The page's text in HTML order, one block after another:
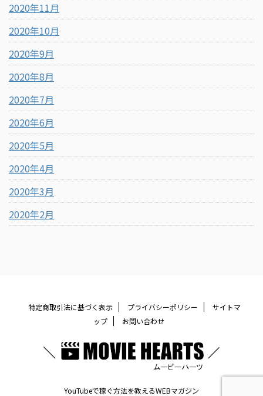
2020年11月
2020年10月
2020年9月
2020年8月
2020年7月
2020年6月
2020年5月
2020年4月
2020年3月
2020年2月
特定商取引法に基づく表示 プライバシーポリシー
サイトマ
ップ
お問い合わせ
YouTubeで稼ぐ方法を教えるWEBマガジン